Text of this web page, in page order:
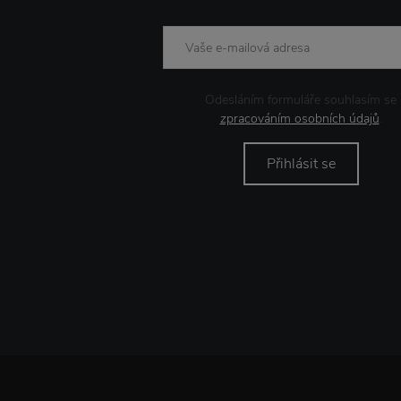
Odesláním formuláře souhlasím se
zpracováním osobních údajů.
Přihlásit se